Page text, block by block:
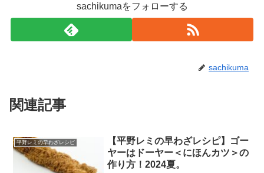
sachikumaをフォローする
sachikuma
関連記事
平野レミの早わざレシピ
【平野レミの早わざレシピ】ゴー
ヤーはドーヤー＜にほんカツ＞の
作り方！2024夏。